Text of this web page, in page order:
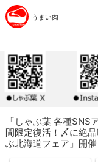
うまい肉
「しゃぶ葉 各種SNS
間限定復活！〆に絶
ぶ北海道フェア」開催